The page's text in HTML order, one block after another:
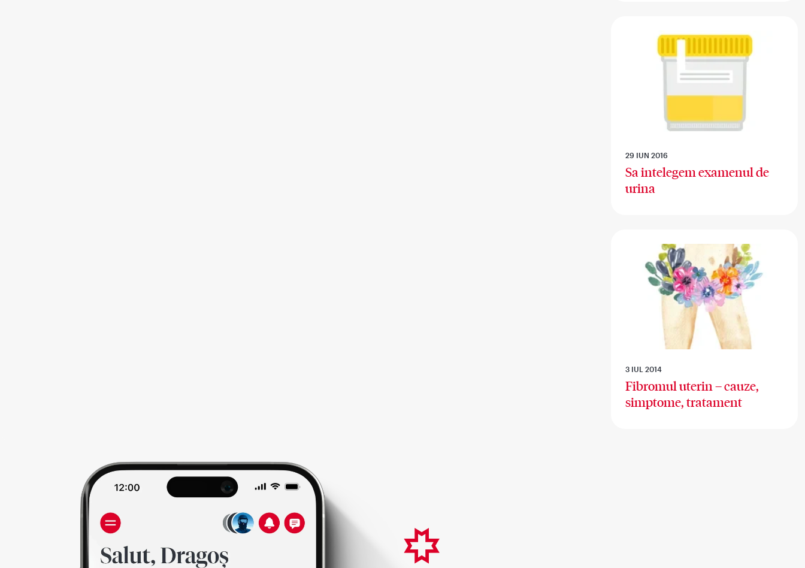
29 IUN 2016
Sa intelegem examenul de
urina
3 IUL 2014
Fibromul uterin – cauze,
simptome, tratament